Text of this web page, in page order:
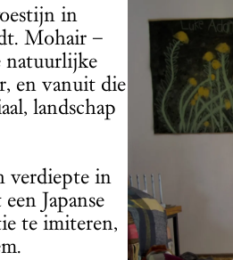
in
Mohair –
natuurlijke
en vanuit die
landschap
verdiepte in
Japanse
te imiteren,